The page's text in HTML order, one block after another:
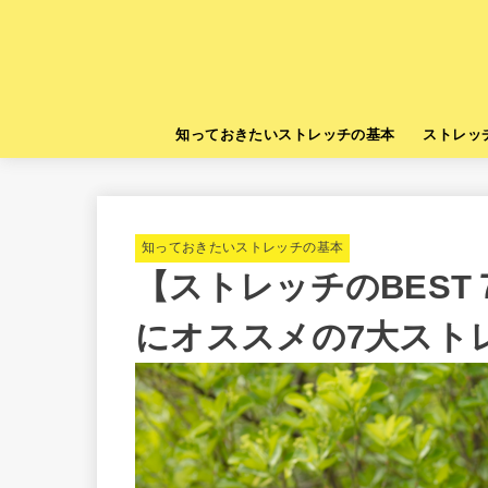
知っておきたいストレッチの基本 ストレッ
知っておきたいストレッチの基本
【ストレッチの
にオススメの7大スト